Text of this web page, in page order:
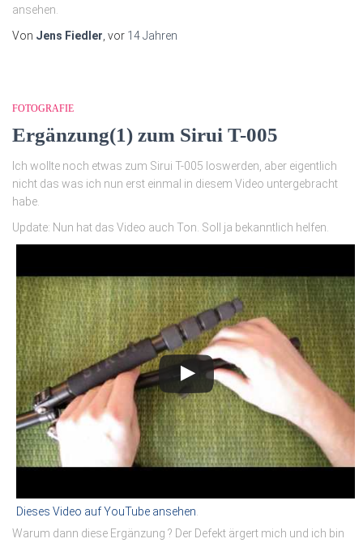
ansehen.
Von Jens Fiedler, vor 14 Jahren
FOTOGRAFIE
Ergänzung(1) zum Sirui T-005
Ich wollte noch etwas zum Sirui T-005 loswerden, aber eigentlich
nicht das was ich nun erst einmal in diesem Video untergebracht
habe.
Update: Nun hat das Video auch Ton. Soll ja bekanntlich helfen.
Dieses Video auf YouTube ansehen
Warum dann diese Ergänzung ? Der Defekt ärgert mich und ich bin